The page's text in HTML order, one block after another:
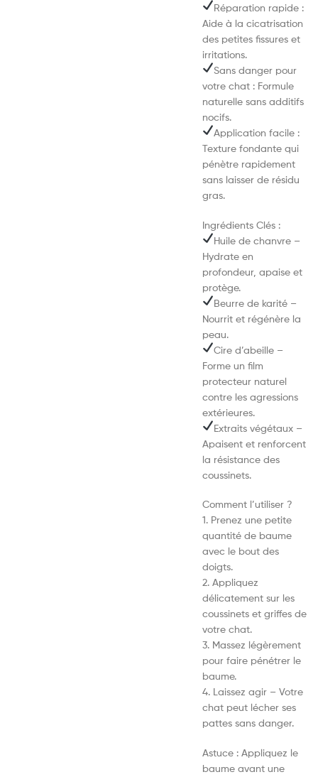
Réparation rapide :
Aide à la cicatrisation
des petites fissures et
irritations.
Sans danger pour
votre chat : Formule
naturelle sans additifs
nocifs.
Application facile :
Texture fondante qui
pénètre rapidement
sans laisser de résidu
gras.
Ingrédients Clés :
Huile de chanvre –
Hydrate en
profondeur, apaise et
protège.
Beurre de karité –
Nourrit et régénère la
peau.
Cire d’abeille –
Forme un film
protecteur naturel
contre les agressions
extérieures.
Extraits végétaux –
Apaisent et renforcent
la résistance des
coussinets.
Comment l’utiliser ?
1. Prenez une petite
quantité de baume
avec le bout des
doigts.
2. Appliquez
délicatement sur les
coussinets et griffes de
votre chat.
3. Massez légèrement
pour faire pénétrer le
baume.
4. Laissez agir – Votre
chat peut lécher ses
pattes sans danger.
Astuce : Appliquez le
baume avant une